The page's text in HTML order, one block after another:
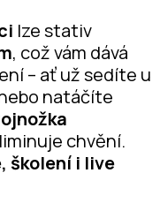
lze stativ
, což vám dává
– ať už sedíte u
natáčíte
chvění.
školení i live